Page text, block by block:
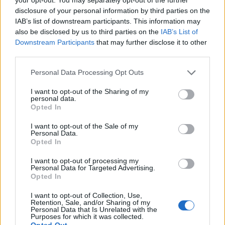
disclosure of your personal information by third parties on the
IAB’s list of downstream participants. This information may
also be disclosed by us to third parties on the IAB’s List of
Downstream Participants that may further disclose it to other
Personal Data Processing Opt Outs
I want to opt-out of the Sharing of my
personal data.
Opted In
I want to opt-out of the Sale of my
Personal Data.
Opted In
I want to opt-out of processing my
Personal Data for Targeted Advertising.
Opted In
I want to opt-out of Collection, Use,
Retention, Sale, and/or Sharing of my
Personal Data that Is Unrelated with the
Purposes for which it was collected.
στις προβλέψεις σου.
Η 22/5 φέρνει αυθορμητισμό,
βόλτες και μια πρόταση που
μπορεί να αλλάξει τη διάθεσή
ΑΙΓΟΚΕΡΩΣ
Σήμερα οργανώνεις καλύτερα
υποχρεώσεις και σκέψεις χωρίς να
σε πιάνει πανικός.